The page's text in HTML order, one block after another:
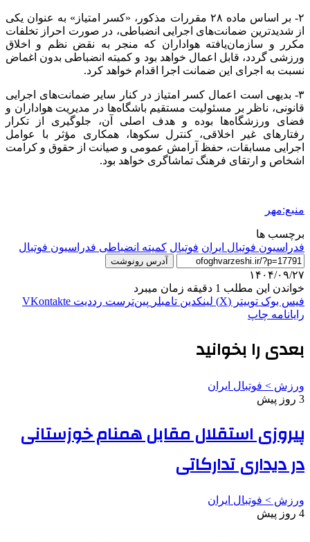
۲- بر اساس ماده ۲۸ مقررات مذکور، «کسر امتیاز» به عنوان یکی
از شدیدترین ضمانت‌های اجرایی انضباطی، در صورت احراز تخلفات
مکرر و سازمان‌یافته هواداران که منجر به نقض نظم و اخلاق
ورزشی گردد، قابل اعمال خواهد بود و کمیته انضباطی بدون اغماض
نسبت به اجرای این ضمانت اجرا اقدام خواهد کرد.
۳- بدیهی است اعمال کسر امتیاز در کنار سایر ضمانت‌های اجرایی
قانونی، ناظر بر مسئولیت مستقیم باشگاه‌ها در مدیریت هواداران و
فضای ورزشگاه‌ها بوده و هدف اصلی آن، جلوگیری از تکرار
رفتارهای غیر اخلاقی، کنترل سکوها، همکاری مؤثر با عوامل
اجرایی مسابقات، حفظ آرامش عمومی و صیانت از حقوق و کرامت
اشخاص و ارتقای فرهنگ تماشاگری خواهد بود.
منبع:مهر
برچسب ها
فدراسیون فوتبال ایران فوتبال کمیته انضباطی فدراسیون فوتبال
آدرس رونوشت
۱۴۰۴/۰۹/۲۷
خواندن این مطلب 1 دقیقه زمان میبرد
فیس بوک توییتر (X) لینکدین ‫تامبلر ‫پین‌ترست ‫رددیت ‫VKontakte
رایانامه چاپ
بعدی را بخوانید
ورزش > فوتبال ایران
3 روز پیش
پیروزی استقلال مقابل همنام خوزستانی
در دیداری تدارکاتی
ورزش > فوتبال ایران
4 روز پیش